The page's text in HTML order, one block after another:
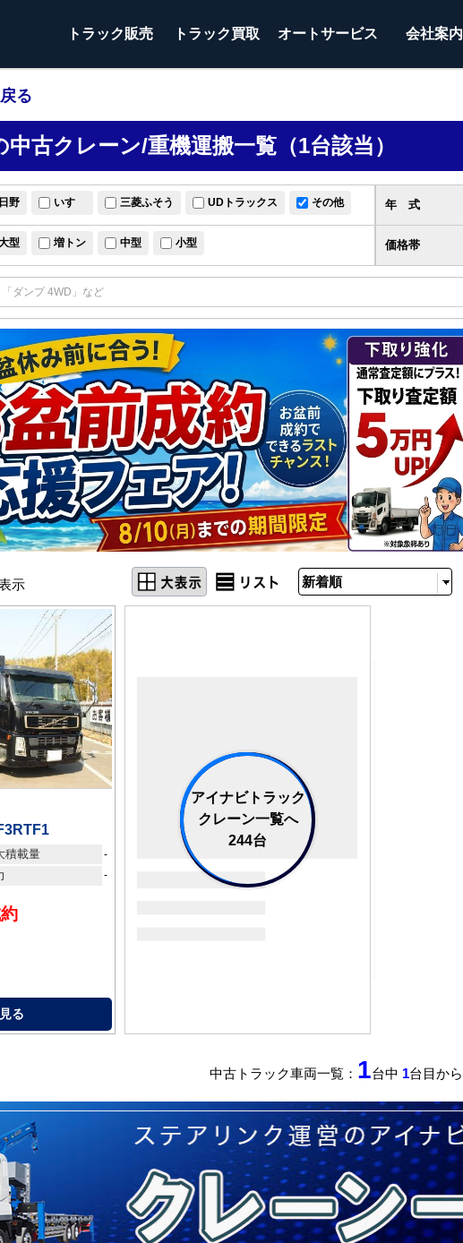
トラック販売 トラック買取 オートサービス 会社案内
る
中古クレーン/重機運搬一覧（1台該当）
型 増トン 中型 小型 価格帯
日野 いすゞ 三菱ふそう UDトラックス その他 年 式
示
積載量 -
-
る
アイナビトラック
クレーン一覧へ
244台
中古トラック車両一覧： 1台中 1台目から